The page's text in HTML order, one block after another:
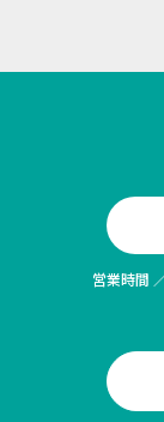
営業時間